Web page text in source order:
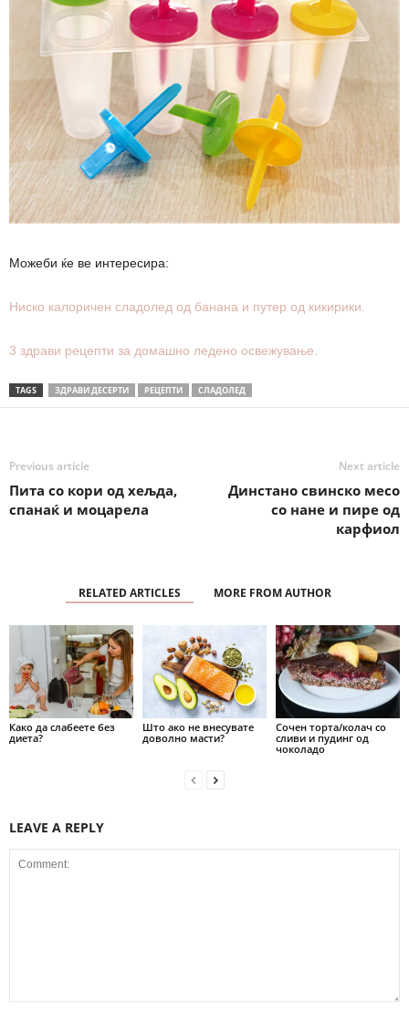
Можеби ќе ве интересира:
Ниско калоричен сладолед од банана и путер од кикирики.
3 здрави рецепти за домашно ледено освежување.
TAGS ЗДРАВИ ДЕСЕРТИ РЕЦЕПТИ СЛАДОЛЕД
Previous article
Пита со кори од хељда,
спанаќ и моцарела
Next article
Динстано свинско месо
со нане и пире од
карфиол
RELATED ARTICLES MORE FROM AUTHOR
Како да слабеете без
диета?
Што ако не внесувате
доволно масти?
Сочен торта/колач со
сливи и пудинг од
чоколадо
LEAVE A REPLY